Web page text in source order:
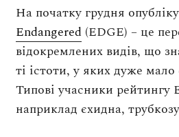
На початку грудня
Endangered (EDGE) – це
відокремлених видів, що
ті істоти, у яких дуже
Типові учасники рейтингу
наприклад єхидна,